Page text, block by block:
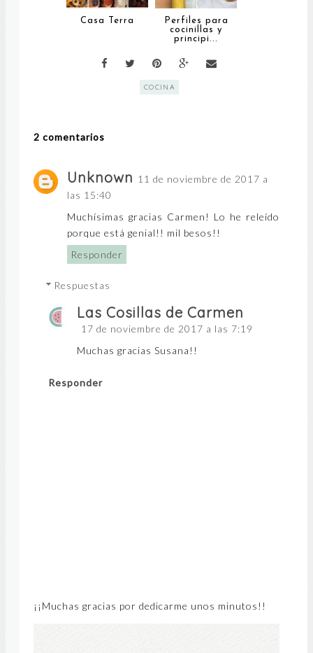
Casa Terra
Perfiles para
cocinillas y
principi...
COCINA
2 comentarios
Unknown 11 de noviembre de 2017 a
las 15:40
Muchísimas gracias Carmen! Lo he releído
porque está genial!! mil besos!!
Responder
Respuestas
Las Cosillas de Carmen
17 de noviembre de 2017 a las 7:19
Muchas gracias Susana!!
Responder
¡¡Muchas gracias por dedicarme unos minutos!!